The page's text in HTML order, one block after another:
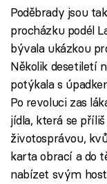
Poděbrady jsou
procházku podél
bývala ukázkou
Několik desetiletí
potýkala s
Po revoluci zas
jídla, která se
životosprávou,
karta obrací a do
nabízet svým